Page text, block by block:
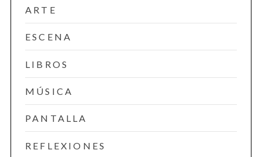
ARTE
ESCENA
LIBROS
MÚSICA
PANTALLA
REFLEXIONES